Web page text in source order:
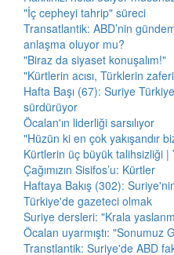
"İç cepheyi tahrip" süreci
Transatlantik: ABD’nin
anlaşma oluyor mu?
"Biraz da siyaset konuşalım!"
"Kürtlerin acısı, Türklerin
Hafta Başı (67): Suriye
sürdürüyor
Öcalan'ın liderliği sarsılıyor
"Hüzün ki en çok yakışandır
Kürtlerin üç büyük talihsizliği |
Çağımızın Sisifos’u: Kürtler
Haftaya Bakış (302):
Türkiye'de gazeteci olmak
Suriye dersleri: "Krala
Öcalan uyarmıştı: "Sonumuz
Transtlantik: Suriye'de ABD